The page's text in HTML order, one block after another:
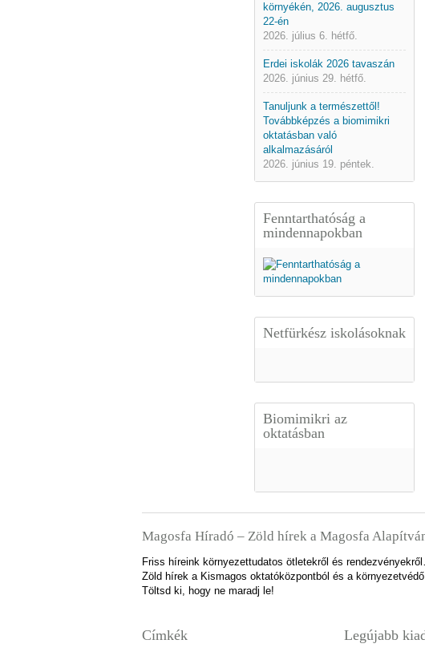
környékén, 2026. augusztus
22-én
2026. július 6. hétfő.
Erdei iskolák 2026 tavaszán
2026. június 29. hétfő.
Tanuljunk a természettől!
Továbbképzés a biomimikri
oktatásban való
alkalmazásáról
2026. június 19. péntek.
Fenntarthatóság a
mindennapokban
Netfürkész iskolásoknak
Biomimikri az
oktatásban
Magosfa Híradó – Zöld hírek a Magosfa
Friss híreink környezettudatos ötletekről és
Zöld hírek a Kismagos oktatóközpontból és a
Töltsd ki, hogy ne maradj le!
Címkék Legújabb